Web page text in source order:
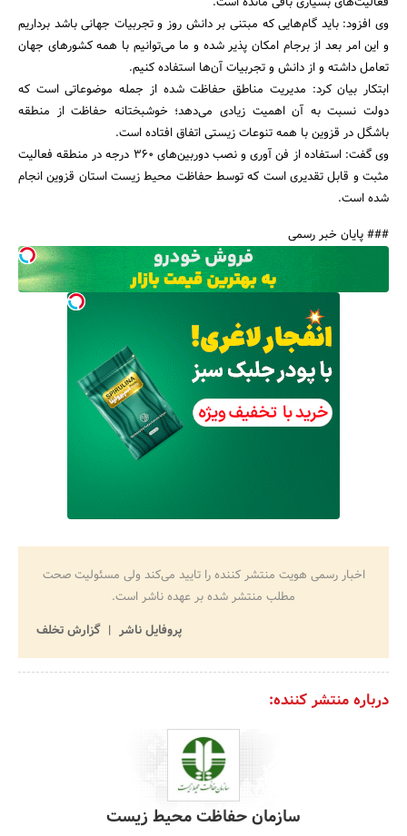
وی افزود: باید گام‌هایی که مبتنی بر دانش روز و تجربیات جهانی باشد برداریم
و این امر بعد از برجام امکان پذیر شده و ما می‌توانیم با همه کشورهای جهان
تعامل داشته و از دانش و تجربیات آن‌ها استفاده کنیم.
ابتکار بیان کرد: مدیریت مناطق حفاظت شده از جمله موضوعاتی است که
دولت نسبت به آن اهمیت زیادی می‌دهد؛‌ خوشبختانه حفاظت از منطقه
باشگل در قزوین با همه تنوعات زیستی اتفاق افتاده است.
وی گفت: استفاده از فن آوری و نصب دوربین‌های 360 درجه در منطقه فعالیت
مثبت و قابل تقدیری است که توسط حفاظت محیط زیست استان قزوین انجام
شده است.
### پایان خبر رسمی
اخبار رسمی هویت منتشر کننده را تایید می‌کند ولی مسئولیت صحت
مطلب منتشر شده بر عهده ناشر است.
پروفایل ناشر
گزارش تخلف
درباره منتشر کننده:
سازمان حفاظت محیط زیست